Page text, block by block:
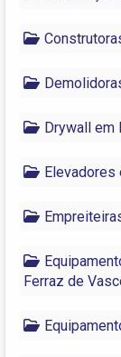
Drywall em
Elevadores
Ferraz de